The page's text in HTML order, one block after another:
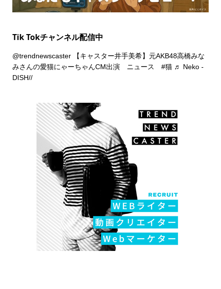
Tik Tokチャンネル配信中
@trendnewscaster【キャスター井手美希】元AKB48高橋みな
みさんの愛猫にゃーちゃんCM出演 ニュース #猫 ♬ Neko -
DISH//